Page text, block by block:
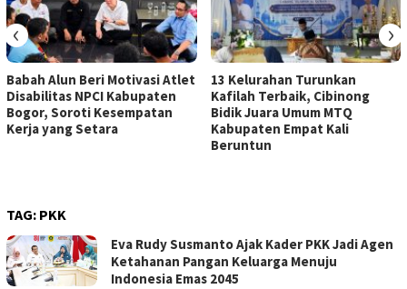
Babah Alun Beri Motivasi Atlet
Disabilitas NPCI Kabupaten
Bogor, Soroti Kesempatan
Kerja yang Setara
13 Kelurahan Turunkan
Kafilah Terbaik, Cibinong
Bidik Juara Umum MTQ
Kabupaten Empat Kali
Beruntun
‹ ›
TAG: PKK
Eva Rudy Susmanto Ajak Kader PKK Jadi Agen
Ketahanan Pangan Keluarga Menuju
Indonesia Emas 2045